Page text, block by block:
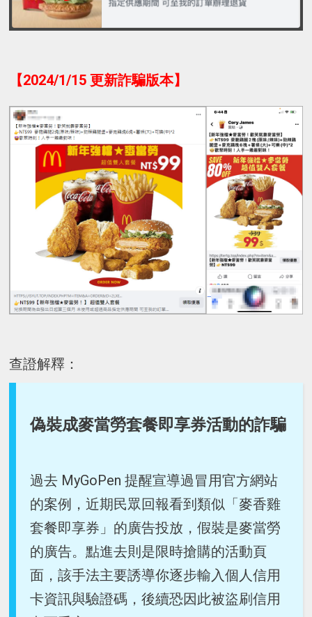
【2024/1/15 更新詐騙版本】
查證解釋：
偽裝成麥當勞套餐即享券活動的詐騙
過去 MyGoPen 提醒宣導過冒用官方網站
的案例，近期民眾回報看到類似「麥香雞
套餐即享券」的廣告投放，假裝是麥當勞
的廣告。點進去則是限時搶購的活動頁
面，該手法主要誘導你逐步輸入個人信用
卡資訊與驗證碼，後續恐因此被盜刷信用